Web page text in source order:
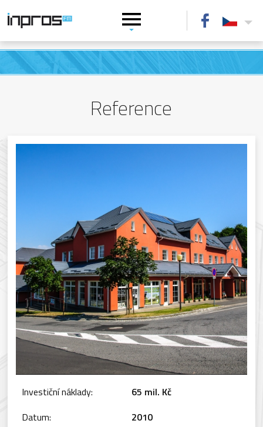
Reference
Investiční náklady:
65 mil. Kč
Datum:
2010